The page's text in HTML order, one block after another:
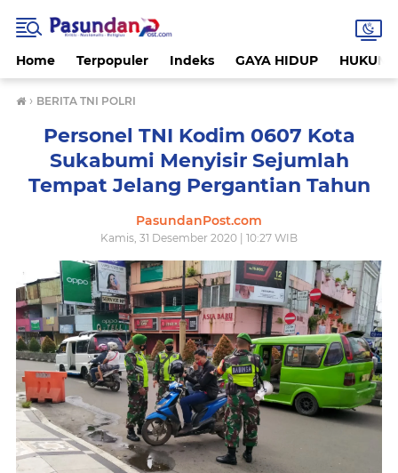
Home Terpopuler Indeks GAYA HIDUP HUKUM
› BERITA TNI POLRI
Personel TNI Kodim 0607 Kota
Sukabumi Menyisir Sejumlah
Tempat Jelang Pergantian Tahun
PasundanPost.com
Kamis, 31 Desember 2020 | 10:27 WIB